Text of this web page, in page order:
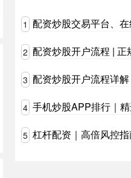
1 配资炒股交易平台、
2 配资炒股开户流程 | 正
3 配资炒股开户流程详解
4 手机炒股APP排行｜
5 杠杆配资｜高倍风控